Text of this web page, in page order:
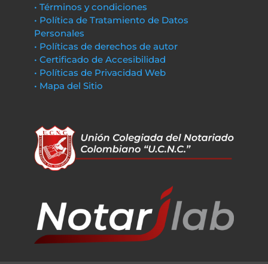
• Términos y condiciones
• Política de Tratamiento de Datos
Personales
• Políticas de derechos de autor
• Certificado de Accesibilidad
• Políticas de Privacidad Web
• Mapa del Sitio